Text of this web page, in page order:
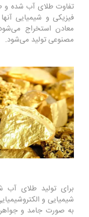
تفاوت طلای آب شده و
فیزیکی و شیمیایی
معادن استخراج
مصنوعی تولید می‌شود.
برای تولید طلای آب
شیمیایی و
به صورت جامد و